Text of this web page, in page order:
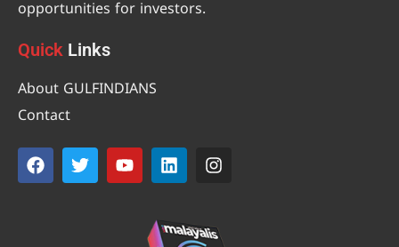
opportunities for investors.
Quick Links
About GULFINDIANS
Contact